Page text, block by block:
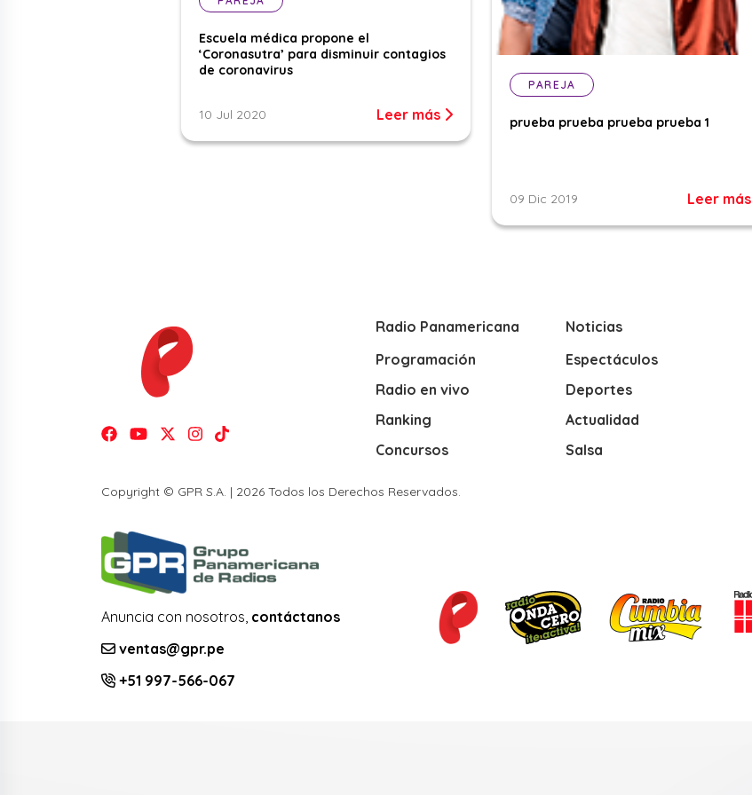
Escuela médica propone el
‘Coronasutra’ para disminuir contagios
de coronavirus
10 Jul 2020 Leer más
PAREJA
prueba prueba prueba prueba 1
09 Dic 2019 Leer más
Radio Panamericana
Programación
Radio en vivo
Ranking
Concursos
Noticias
Espectáculos
Deportes
Actualidad
Salsa
Copyright © GPR S.A. | 2026 Todos los Derechos Reservados.
Anuncia con nosotros, contáctanos
ventas@gpr.pe
+51 997-566-067